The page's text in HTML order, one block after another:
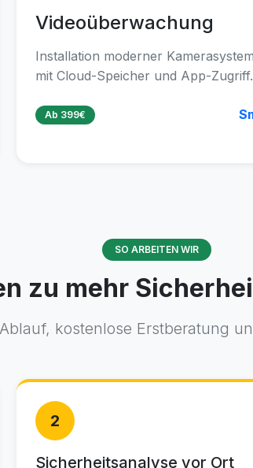
Videoüberwachung
Installation moderner
mit Cloud-Speicher und App-Zugriff.
Ab 399€
SO ARBEITEN WIR
zu mehr
kostenlose Erstberatung
2
Sicherheitsanalyse vor Ort